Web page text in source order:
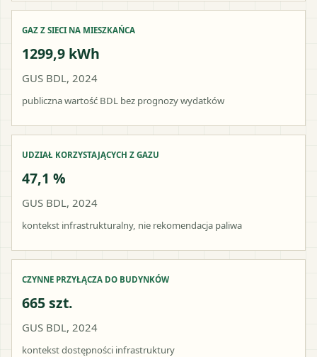
GAZ Z SIECI NA MIESZKAŃCA
1299,9 kWh
GUS BDL, 2024
publiczna wartość BDL bez prognozy wydatków
UDZIAŁ KORZYSTAJĄCYCH Z GAZU
47,1 %
GUS BDL, 2024
kontekst infrastrukturalny, nie rekomendacja paliwa
CZYNNE PRZYŁĄCZA DO BUDYNKÓW
665 szt.
GUS BDL, 2024
kontekst dostępności infrastruktury